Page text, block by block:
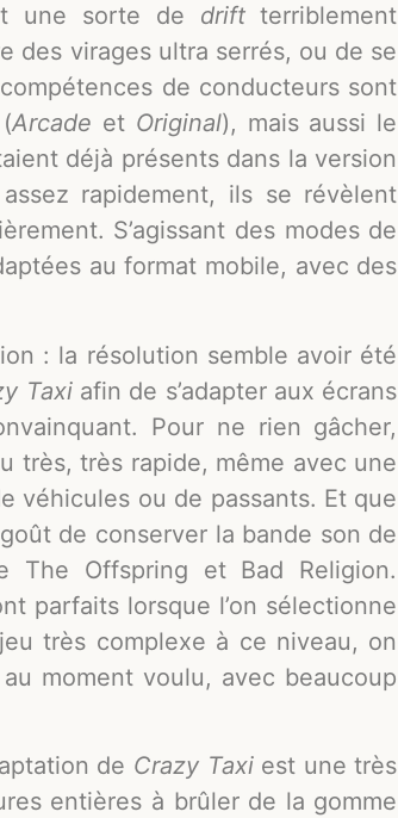
une sorte de driftterriblement
des virages ultra serrés, ou de se
de conducteurs sont
Arcade et Original), mais aussi le
déjà présents dans la version
rapidement, ils se révèlent
S’agissant des modes de
au format mobile, avec des
: la résolution semble avoir été
Taxiafin de s’adapter aux écrans
Pour ne rien gâcher,
très, très rapide, même avec une
véhicules ou de passants. Et que
de conserver la bande son de
The Offspring et Bad Religion.
parfaits lorsque l’on sélectionne
très complexe à ce niveau, on
moment voulu, avec beaucoup
de Crazy Taxiest une très
entières à brûler de la gomme